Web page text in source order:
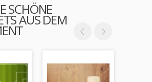
SCHÖNE
AUS DEM